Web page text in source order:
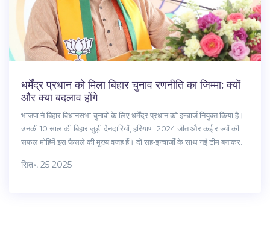
धर्मेंद्र प्रधान को मिला बिहार चुनाव रणनीति का जिम्मा: क्यों
और क्या बदलाव होंगे
भाजपा ने बिहार विधानसभा चुनावों के लिए धर्मेंद्र प्रधान को इन्चार्ज नियुक्त किया है।
उनकी 10 साल की बिहार जुड़ी देनदारियों, हरियाणा 2024 जीत और कई राज्यों की
सफल मोहिमें इस फैसले की मुख्य वजह हैं। दो सह‑इन्चार्जों के साथ नई टीम बनाकर
सित॰, 25 2025